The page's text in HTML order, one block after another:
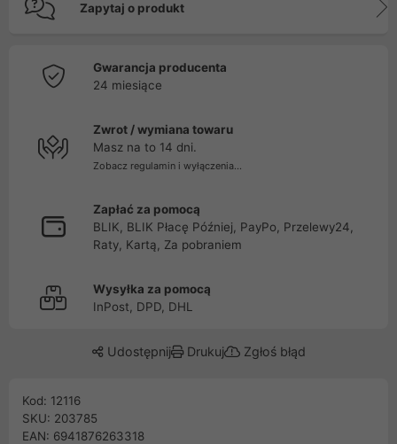
Zapytaj o produkt
Gwarancja producenta
24 miesiące
Zwrot / wymiana towaru
Masz na to 14 dni.
Zobacz regulamin i wyłączenia...
Zapłać za pomocą
BLIK, BLIK Płacę Później, PayPo, Przelewy24,
Raty, Kartą, Za pobraniem
Wysyłka za pomocą
InPost, DPD, DHL
Udostępnij Drukuj Zgłoś błąd
Kod: 12116
SKU: 203785
EAN: 6941876263318